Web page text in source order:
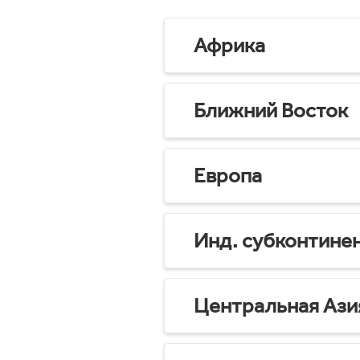
Африка
Ближний Восток
Европа
Инд.
Центральная